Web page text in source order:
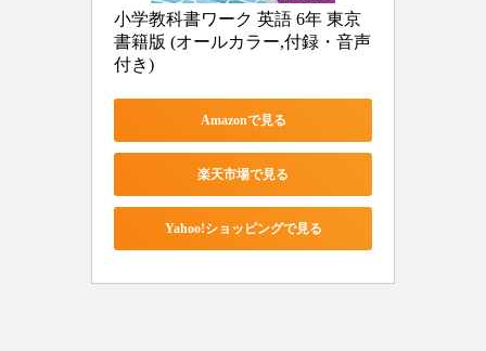
小学教科書ワーク 英語 6年 東京
書籍版 (オールカラー,付録・音声
付き)
Amazonで見る
楽天市場で見る
Yahoo!ショッピングで見る